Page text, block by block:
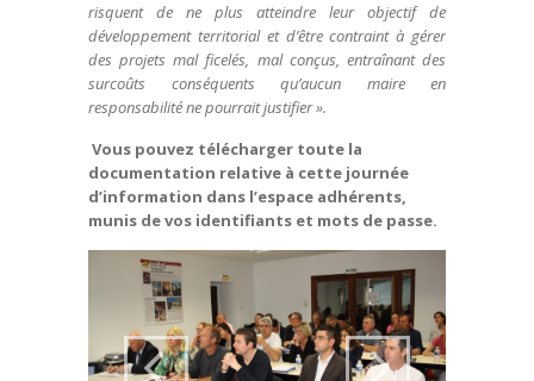
risquent de ne plus atteindre leur objectif de
développement territorial et d’être contraint à gérer
des projets mal ficelés, mal conçus, entraînant des
surcoûts conséquents qu’aucun maire en
responsabilité ne pourrait justifier ».
Vous pouvez télécharger toute la
documentation relative à cette journée
d’information dans l’espace adhérents,
munis de vos identifiants et mots de passe.